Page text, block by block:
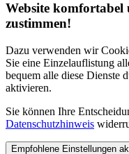
Website
zustimmen!
Dazu verwenden wir
Sie eine Einzelauflistung
bequem alle diese Dienste
aktivieren.
Sie können Ihre
Datenschutzhinweis